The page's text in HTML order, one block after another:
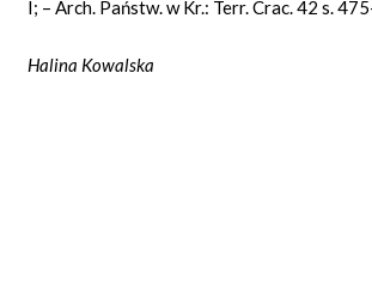
I; – Arch. Państw. w Kr.: Terr. Crac. 42 s.
Halina Kowalska